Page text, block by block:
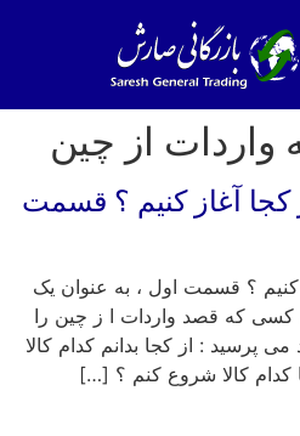
واردات از چین
کجا آغاز کنیم ؟ قسمت
کنیم ؟ قسمت اول ، به عنوان یک
کسی که قصد واردات ا ز چین را
پرسید : از کجا بدانم کدام کالا
کدام کالا شروع کنم ؟ […]